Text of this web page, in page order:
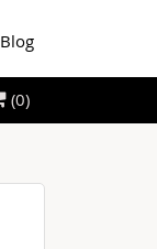
Blog
(0)